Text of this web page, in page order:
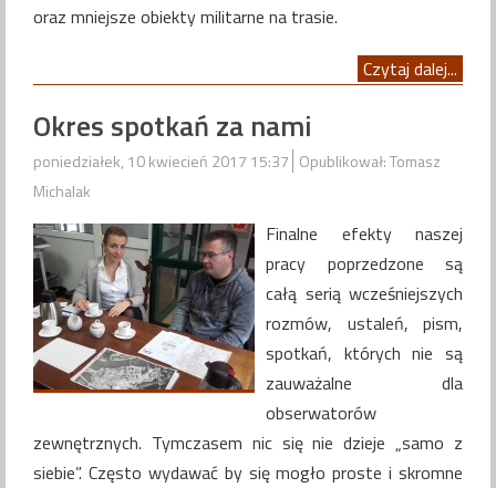
oraz mniejsze obiekty militarne na trasie.
Czytaj dalej...
Okres spotkań za nami
poniedziałek, 10 kwiecień 2017 15:37 Opublikował: Tomasz
Michalak
Finalne efekty naszej
pracy poprzedzone są
całą serią wcześniejszych
rozmów, ustaleń, pism,
spotkań, których nie są
zauważalne dla
obserwatorów
zewnętrznych. Tymczasem nic się nie dzieje „samo z
siebie”. Często wydawać by się mogło proste i skromne